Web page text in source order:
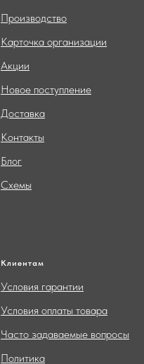
Производство
Карточка организации
Акции
Новое поступление
Доставка
Контакты
Блог
Схемы
Клиентам
Условия гарантии
Условия оплаты товара
Часто задаваемые вопросы
Политика